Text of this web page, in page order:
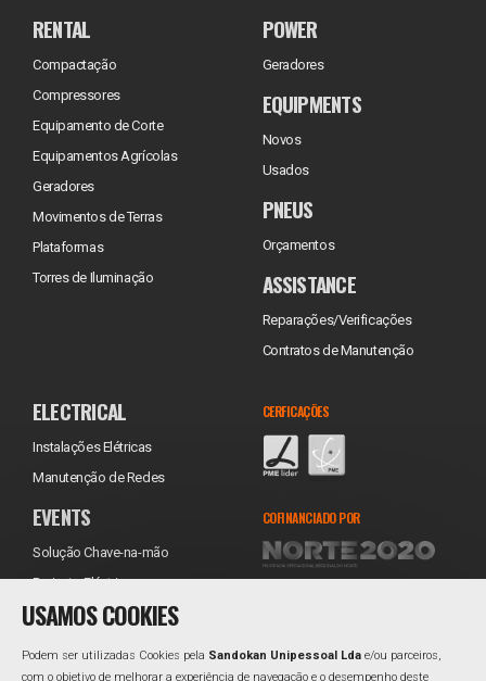
RENTAL
Compactação
Compressores
Equipamento de Corte
Equipamentos Agrícolas
Geradores
Movimentos de Terras
Plataformas
Torres de Iluminação
POWER
Geradores
EQUIPMENTS
Novos
Usados
PNEUS
Orçamentos
ASSISTANCE
Reparações/Verificações
Contratos de Manutenção
ELECTRICAL
Instalações Elétricas
Manutenção de Redes
EVENTS
Solução Chave-na-mão
Projecto Eléctrico
Equipamentos
Instalação
CERFICAÇÕES
COFINANCIADO POR
USAMOS COOKIES
Podem ser utilizadas Cookies pela Sandokan Unipessoal Lda e/ou parceiros,
com o objetivo de melhorar a experiência de navegação e o desempenho deste